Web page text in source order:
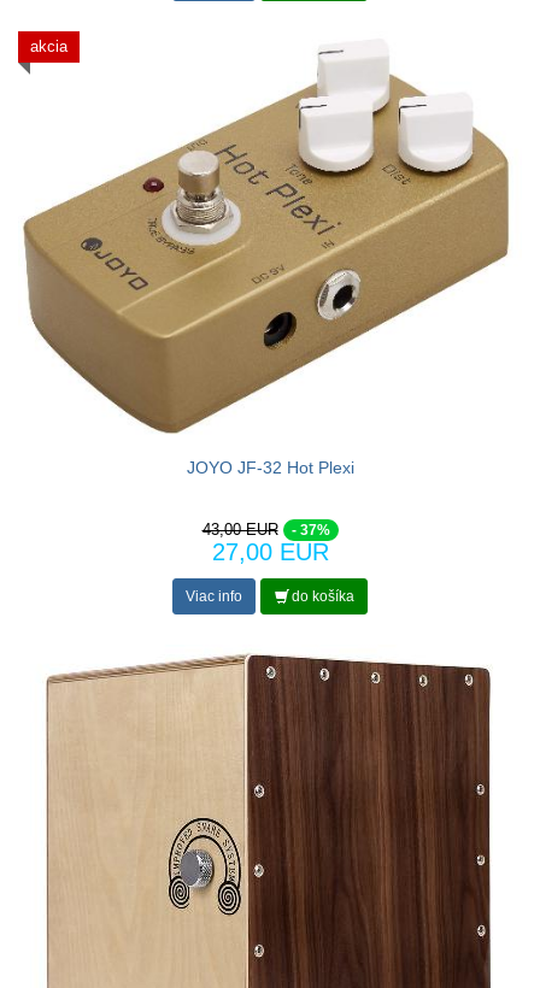
akcia
JOYO JF-32 Hot Plexi
43,00 EUR - 37%
27,00 EUR
Viac info do košíka